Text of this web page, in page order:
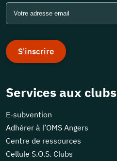
S'inscrire
Services aux clubs
E-subvention
Adhérer à l’OMS Angers
Centre de ressources
Cellule S.O.S. Clubs